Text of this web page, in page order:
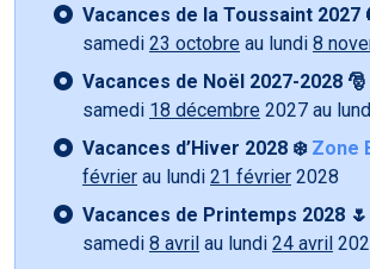
Vacances de la Toussaint 2027
samedi 23 octobre au lundi 8
Vacances de Noël 2027-2028 🎅
samedi 18 décembre 2027 au
Vacances d’Hiver 2028 ❄️ Zone
février au lundi 21 février 2028
Vacances de Printemps 2028 🌷
samedi 8 avril au lundi 24 avril